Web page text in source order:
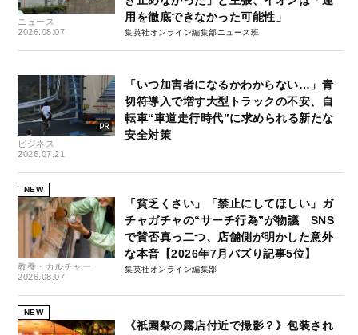
ニュース
2026.08.07
用を徹底できなかった可能性」
集英社オンライン編集部ニュース班
ビジネス
2026.07.21
「いつ加害者になるかわからない…」青
切符導入で増す大型トラックの不安、自
転車“車道走行時代”に求められる新たな
安全対策
NEW
教養・カルチャー
2026.08.07
「貧乏くさい」「禁止にしてほしい」ガ
チャガチャの“サーチ行為”が物議 SNS
で賛否真っ二つ、店舗側が明かした意外
な本音【2026年7月バズり記事5位】
集英社オンライン編集部
NEW
《祇園祭の露店付近で撮影？》包装され